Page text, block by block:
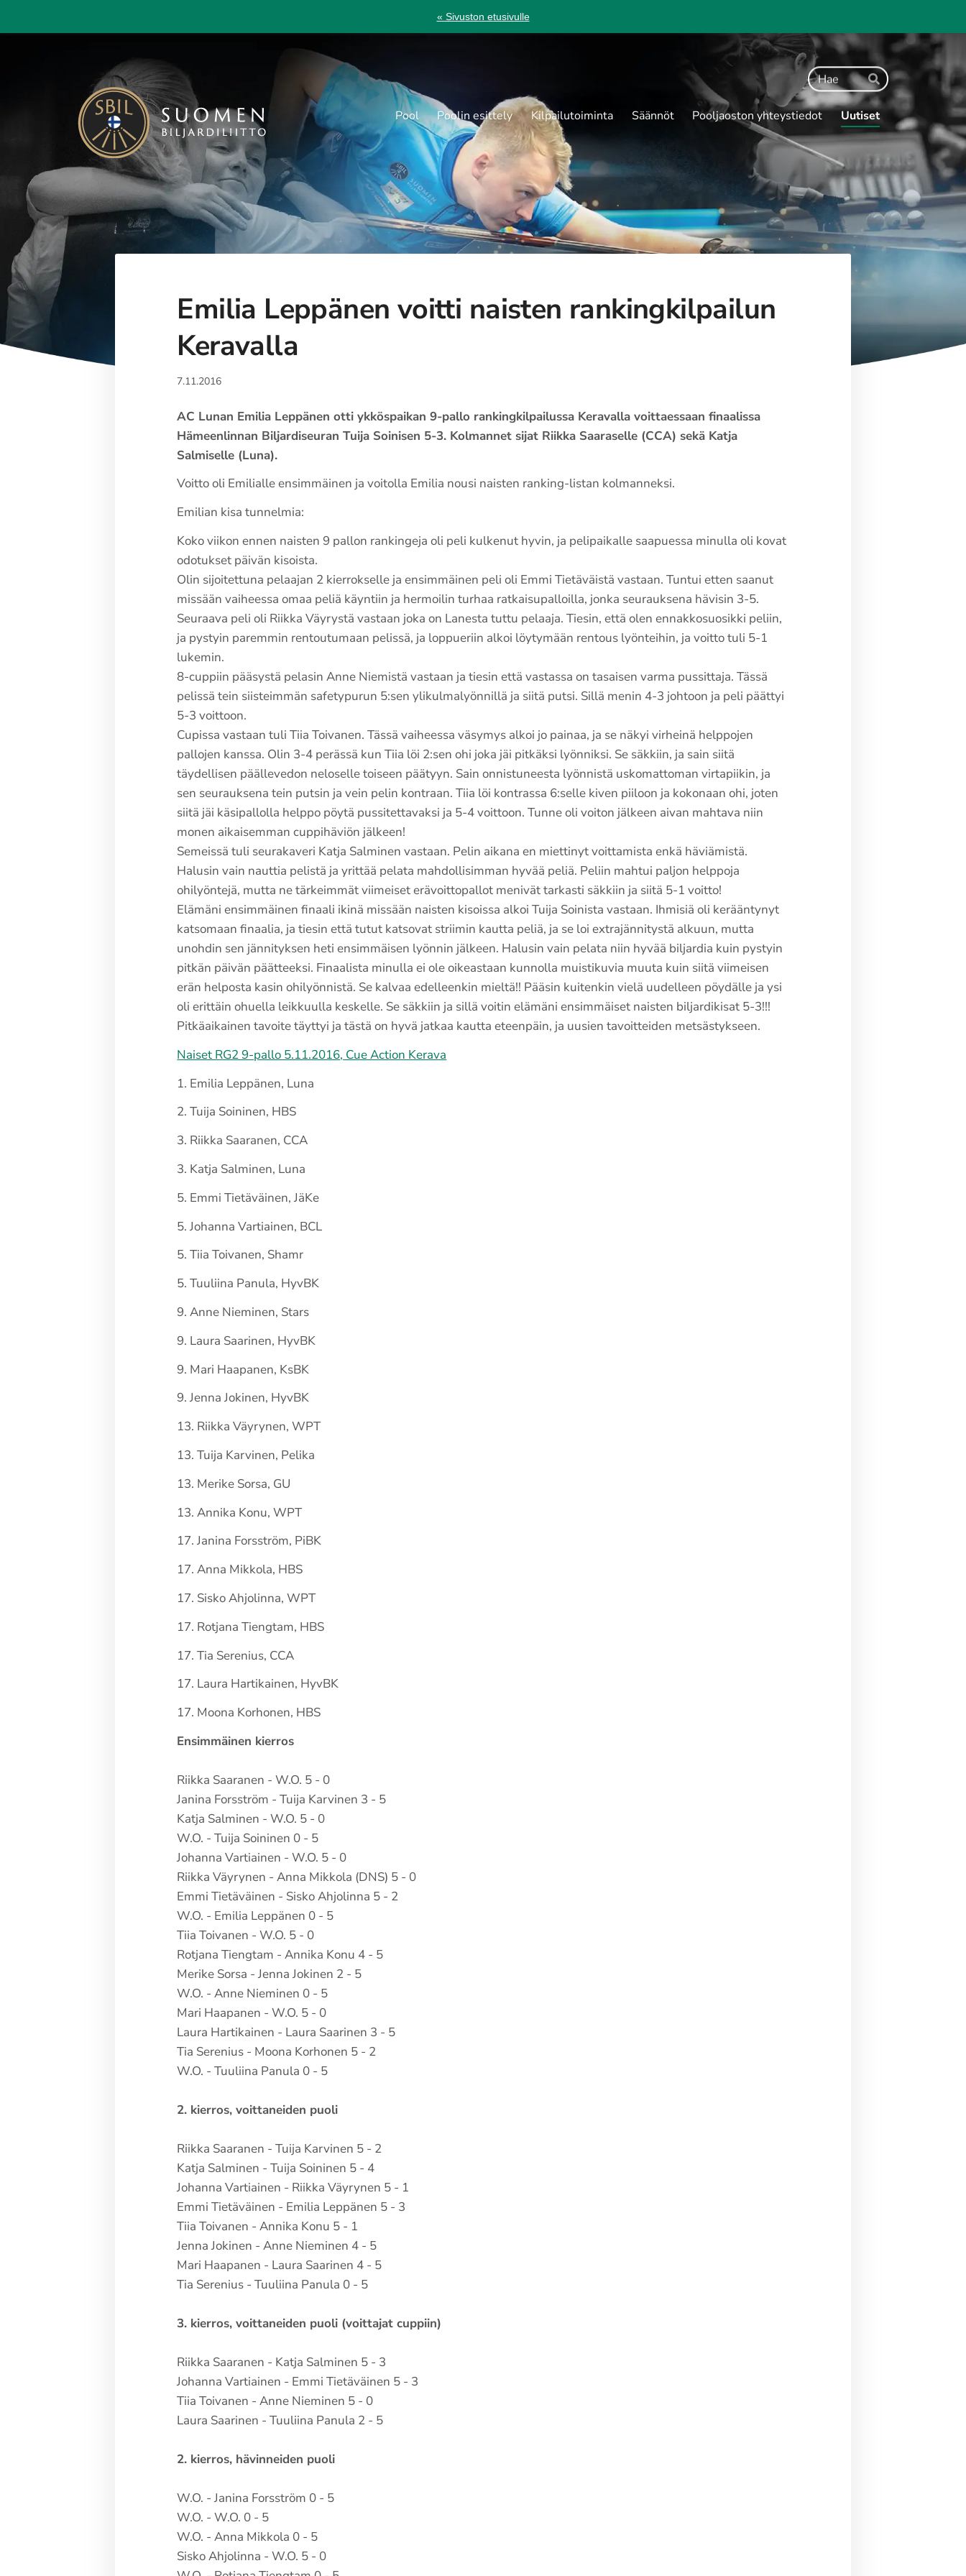
sivun
« Sivuston etusivulle
Haku
Hae
Suomen Biljardiliitto ry
Pool Poolin esittely Kilpailutoiminta Säännöt Pooljaoston yhteystiedot Uutiset
Emilia Leppänen voitti naisten rankingkilpailun
Keravalla
7.11.2016
AC Lunan Emilia Leppänen otti ykköspaikan 9-pallo rankingkilpailussa Keravalla voittaessaan finaalissa
Hämeenlinnan Biljardiseuran Tuija Soinisen 5-3. Kolmannet sijat Riikka Saaraselle (CCA) sekä Katja
Salmiselle (Luna).
Voitto oli Emilialle ensimmäinen ja voitolla Emilia nousi naisten ranking-listan kolmanneksi.
Emilian kisa tunnelmia:
Koko viikon ennen naisten 9 pallon rankingeja oli peli kulkenut hyvin, ja pelipaikalle saapuessa minulla oli kovat
odotukset päivän kisoista.
Olin sijoitettuna pelaajan 2 kierrokselle ja ensimmäinen peli oli Emmi Tietäväistä vastaan. Tuntui etten saanut
missään vaiheessa omaa peliä käyntiin ja hermoilin turhaa ratkaisupalloilla, jonka seurauksena hävisin 3-5.
Seuraava peli oli Riikka Väyrystä vastaan joka on Lanesta tuttu pelaaja. Tiesin, että olen ennakkosuosikki peliin,
ja pystyin paremmin rentoutumaan pelissä, ja loppueriin alkoi löytymään rentous lyönteihin, ja voitto tuli 5-1
lukemin.
8-cuppiin pääsystä pelasin Anne Niemistä vastaan ja tiesin että vastassa on tasaisen varma pussittaja. Tässä
pelissä tein siisteimmän safetypurun 5:sen ylikulmalyönnillä ja siitä putsi. Sillä menin 4-3 johtoon ja peli päättyi
5-3 voittoon.
Cupissa vastaan tuli Tiia Toivanen. Tässä vaiheessa väsymys alkoi jo painaa, ja se näkyi virheinä helppojen
pallojen kanssa. Olin 3-4 perässä kun Tiia löi 2:sen ohi joka jäi pitkäksi lyönniksi. Se säkkiin, ja sain siitä
täydellisen päällevedon neloselle toiseen päätyyn. Sain onnistuneesta lyönnistä uskomattoman virtapiikin, ja
sen seurauksena tein putsin ja vein pelin kontraan. Tiia löi kontrassa 6:selle kiven piiloon ja kokonaan ohi, joten
siitä jäi käsipallolla helppo pöytä pussitettavaksi ja 5-4 voittoon. Tunne oli voiton jälkeen aivan mahtava niin
monen aikaisemman cuppihäviön jälkeen!
Semeissä tuli seurakaveri Katja Salminen vastaan. Pelin aikana en miettinyt voittamista enkä häviämistä.
Halusin vain nauttia pelistä ja yrittää pelata mahdollisimman hyvää peliä. Peliin mahtui paljon helppoja
ohilyöntejä, mutta ne tärkeimmät viimeiset erävoittopallot menivät tarkasti säkkiin ja siitä 5-1 voitto!
Elämäni ensimmäinen finaali ikinä missään naisten kisoissa alkoi Tuija Soinista vastaan. Ihmisiä oli kerääntynyt
katsomaan finaalia, ja tiesin että tutut katsovat striimin kautta peliä, ja se loi extrajännitystä alkuun, mutta
unohdin sen jännityksen heti ensimmäisen lyönnin jälkeen. Halusin vain pelata niin hyvää biljardia kuin pystyin
pitkän päivän päätteeksi. Finaalista minulla ei ole oikeastaan kunnolla muistikuvia muuta kuin siitä viimeisen
erän helposta kasin ohilyönnistä. Se kalvaa edelleenkin mieltä!! Pääsin kuitenkin vielä uudelleen pöydälle ja ysi
oli erittäin ohuella leikkuulla keskelle. Se säkkiin ja sillä voitin elämäni ensimmäiset naisten biljardikisat 5-3!!!
Pitkäaikainen tavoite täyttyi ja tästä on hyvä jatkaa kautta eteenpäin, ja uusien tavoitteiden metsästykseen.
Naiset RG2 9-pallo 5.11.2016, Cue Action Kerava
1. Emilia Leppänen, Luna
2. Tuija Soininen, HBS
3. Riikka Saaranen, CCA
3. Katja Salminen, Luna
5. Emmi Tietäväinen, JäKe
5. Johanna Vartiainen, BCL
5. Tiia Toivanen, Shamr
5. Tuuliina Panula, HyvBK
9. Anne Nieminen, Stars
9. Laura Saarinen, HyvBK
9. Mari Haapanen, KsBK
9. Jenna Jokinen, HyvBK
13. Riikka Väyrynen, WPT
13. Tuija Karvinen, Pelika
13. Merike Sorsa, GU
13. Annika Konu, WPT
17. Janina Forsström, PiBK
17. Anna Mikkola, HBS
17. Sisko Ahjolinna, WPT
17. Rotjana Tiengtam, HBS
17. Tia Serenius, CCA
17. Laura Hartikainen, HyvBK
17. Moona Korhonen, HBS
Ensimmäinen kierros
Riikka Saaranen - W.O. 5 - 0
Janina Forsström - Tuija Karvinen 3 - 5
Katja Salminen - W.O. 5 - 0
W.O. - Tuija Soininen 0 - 5
Johanna Vartiainen - W.O. 5 - 0
Riikka Väyrynen - Anna Mikkola (DNS) 5 - 0
Emmi Tietäväinen - Sisko Ahjolinna 5 - 2
W.O. - Emilia Leppänen 0 - 5
Tiia Toivanen - W.O. 5 - 0
Rotjana Tiengtam - Annika Konu 4 - 5
Merike Sorsa - Jenna Jokinen 2 - 5
W.O. - Anne Nieminen 0 - 5
Mari Haapanen - W.O. 5 - 0
Laura Hartikainen - Laura Saarinen 3 - 5
Tia Serenius - Moona Korhonen 5 - 2
W.O. - Tuuliina Panula 0 - 5
2. kierros, voittaneiden puoli
Riikka Saaranen - Tuija Karvinen 5 - 2
Katja Salminen - Tuija Soininen 5 - 4
Johanna Vartiainen - Riikka Väyrynen 5 - 1
Emmi Tietäväinen - Emilia Leppänen 5 - 3
Tiia Toivanen - Annika Konu 5 - 1
Jenna Jokinen - Anne Nieminen 4 - 5
Mari Haapanen - Laura Saarinen 4 - 5
Tia Serenius - Tuuliina Panula 0 - 5
3. kierros, voittaneiden puoli (voittajat cuppiin)
Riikka Saaranen - Katja Salminen 5 - 3
Johanna Vartiainen - Emmi Tietäväinen 5 - 3
Tiia Toivanen - Anne Nieminen 5 - 0
Laura Saarinen - Tuuliina Panula 2 - 5
2. kierros, hävinneiden puoli
W.O. - Janina Forsström 0 - 5
W.O. - W.O. 0 - 5
W.O. - Anna Mikkola 0 - 5
Sisko Ahjolinna - W.O. 5 - 0